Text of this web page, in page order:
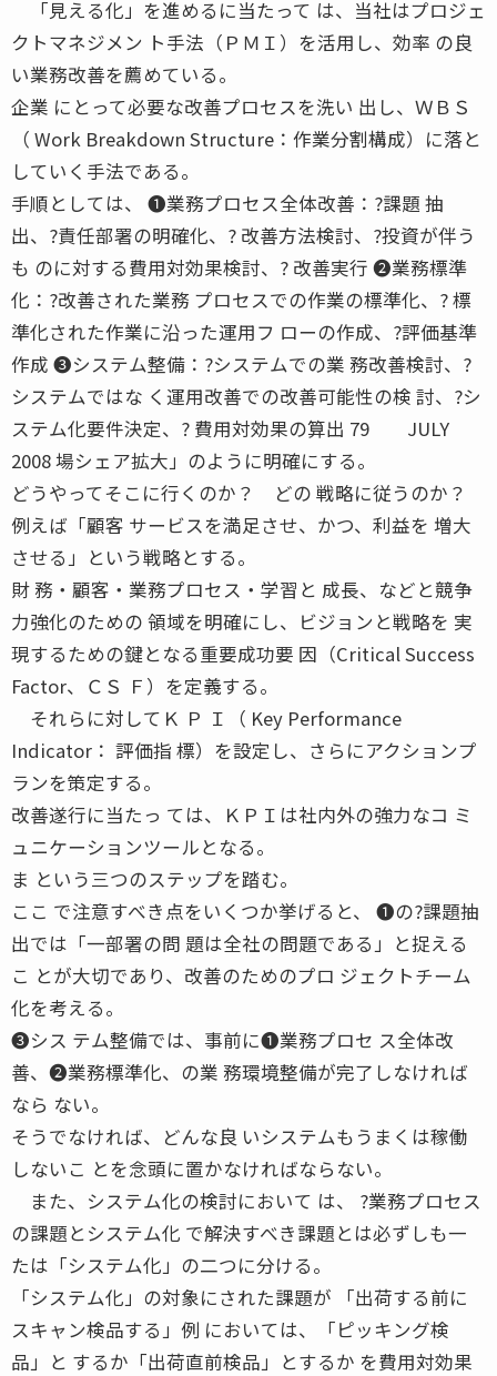
「見える化」を進めるに当たって は、当社はプロジェ
クトマネジメン ト手法（ＰＭＩ）を活用し、効率 の良
い業務改善を薦めている。
企業 にとって必要な改善プロセスを洗い 出し、ＷＢＳ
（ Work Breakdown Structure：作業分割構成）に落と
していく手法である。
手順としては、 ❶業務プロセス全体改善：?課題 抽
出、?責任部署の明確化、? 改善方法検討、?投資が伴う
も のに対する費用対効果検討、? 改善実行 ❷業務標準
化：?改善された業務 プロセスでの作業の標準化、? 標
準化された作業に沿った運用フ ローの作成、?評価基準
作成 ❸システム整備：?システムでの業 務改善検討、?
システムではな く運用改善での改善可能性の検 討、?シ
ステム化要件決定、? 費用対効果の算出 79 JULY
2008 場シェア拡大」のように明確にする。
どうやってそこに行くのか？ どの 戦略に従うのか？
例えば「顧客 サービスを満足させ、かつ、利益を 増大
させる」という戦略とする。
財 務・顧客・業務プロセス・学習と 成長、などと競争
力強化のための 領域を明確にし、ビジョンと戦略を 実
現するための鍵となる重要成功要 因（Critical Success
Factor、ＣＳ Ｆ）を定義する。
それらに対してＫ Ｐ Ｉ（ Key Performance
Indicator： 評価指 標）を設定し、さらにアクションプ
ランを策定する。
改善遂行に当たっ ては、ＫＰＩは社内外の強力なコ ミ
ュニケーションツールとなる。
ま という三つのステップを踏む。
ここ で注意すべき点をいくつか挙げると、 ❶の?課題抽
出では「一部署の問 題は全社の問題である」と捉える
こ とが大切であり、改善のためのプロ ジェクトチーム
化を考える。
❸シス テム整備では、事前に❶業務プロセ ス全体改
善、❷業務標準化、の業 務環境整備が完了しなければ
なら ない。
そうでなければ、どんな良 いシステムもうまくは稼働
しないこ とを念頭に置かなければならない。
また、システム化の検討において は、 ?業務プロセス
の課題とシステム化 で解決すべき課題とは必ずしも一
たは「システム化」の二つに分ける。
「システム化」の対象にされた課題が 「出荷する前に
スキャン検品する」例 においては、「ピッキング検
品」と するか「出荷直前検品」とするか を費用対効果